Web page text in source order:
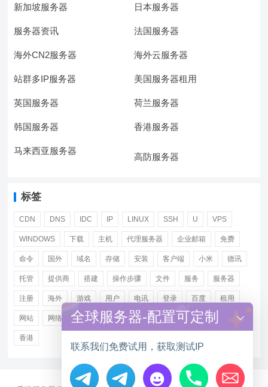
新加坡服务器 日本服务器
服务器资讯 法国服务器
海外CN2服务器 海外云服务器
站群多IP服务器 美国服务器租用
英国服务器 荷兰服务器
韩国服务器 香港服务器
马来西亚服务器
高防服务器
标签
CDN DNS IDC IP LINUX SSH U VPS
WINDOWS 下载 主机 代理服务器 企业邮箱 免费
命令 国外 域名 存储 安装 客户端 小米 德讯
托管 提供商 搭建 操作步骤 文件 服务 服务器
注册 海外 游戏 用户 电讯 登录 百度 租用
网站 网络 腾讯 虚拟主机 证书 配置 阿里
香港
全球服务器-配置可定制
联系我们免费试用，获取测试IP